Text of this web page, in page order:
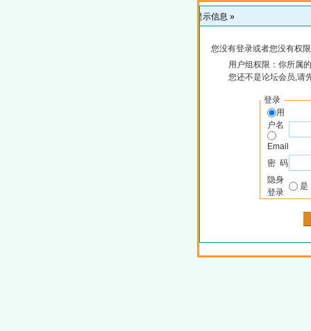
提示信息 »
您没有登录或者您没有权
用户组权限：你所属
您还不是论坛会员,请
登录
用
户名
Email
密 码
隐身
登录